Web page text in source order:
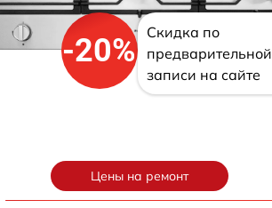
-20%
Скидка по
предварительной
записи на сайте
Цены на ремонт